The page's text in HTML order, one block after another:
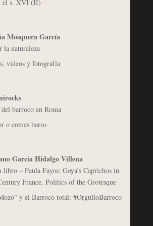
el s. XVI (II)
Mosquera García
la naturaleza
vídeos y fotografía
barroco en Roma
o comes barro
García Hidalgo Villena
libro – Paula Fayos: Goya’s Caprichos in
France. Politics of the Grotesque
y el Barroco total: #OrgulloBarroco